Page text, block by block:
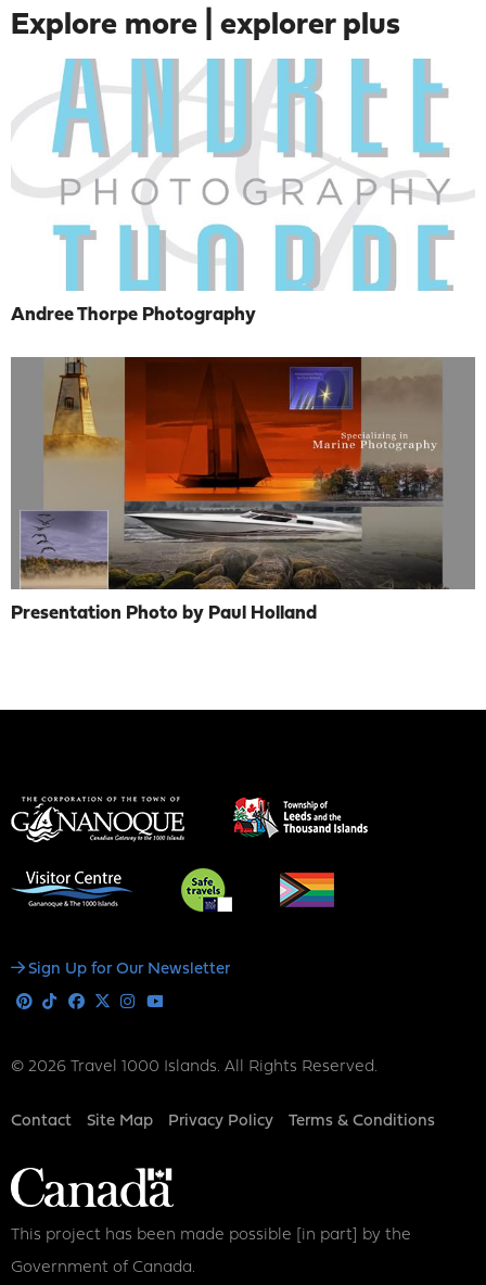
Explore more | explorer plus
Andree Thorpe Photography
Presentation Photo by Paul Holland
Social
Sign Up for Our Newsletter
Pinterest
TiktokFacebook
X Instagram
© 2026 Travel 1000 Islands. All Rights Reserved.
Footer
Contact Site Map Privacy Policy Terms & Conditions
This project has been made possible [in part] by the
Government of Canada.